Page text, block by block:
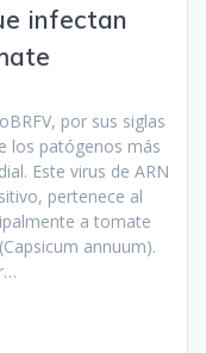
infectan
por sus siglas
los patógenos más
Este virus de ARN
pertenece al
a tomate
annuum).